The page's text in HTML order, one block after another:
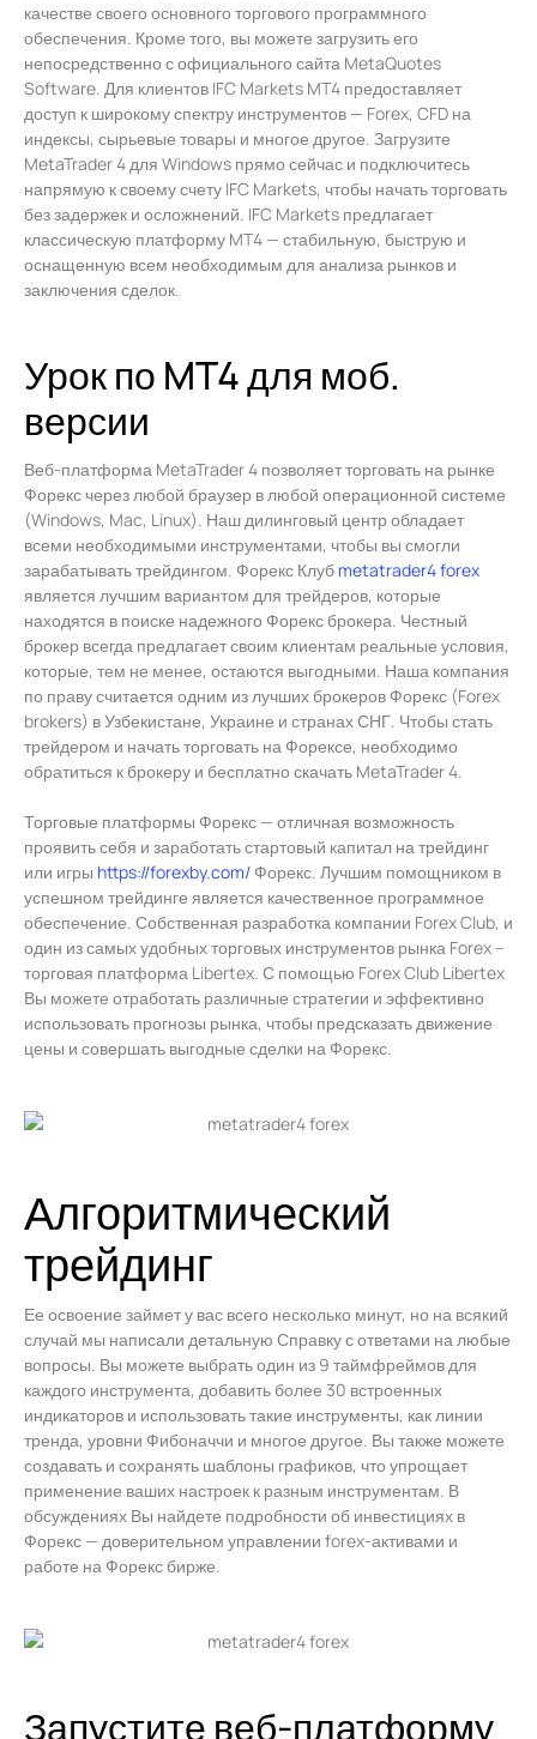
качестве своего основного торгового программного
обеспечения. Кроме того, вы можете загрузить его
непосредственно с официального сайта MetaQuotes
Software. Для клиентов IFC Markets MT4 предоставляет
доступ к широкому спектру инструментов — Forex, CFD на
индексы, сырьевые товары и многое другое. Загрузите
MetaTrader 4 для Windows прямо сейчас и подключитесь
напрямую к своему счету IFC Markets, чтобы начать торговать
без задержек и осложнений. IFC Markets предлагает
классическую платформу MT4 — стабильную, быструю и
оснащенную всем необходимым для анализа рынков и
заключения сделок.
Урок по MT4 для моб.
версии
Веб-платформа MetaTrader 4 позволяет торговать на рынке
Форекс через любой браузер в любой операционной системе
(Windows, Mac, Linux). Наш дилинговый центр обладает
всеми необходимыми инструментами, чтобы вы смогли
зарабатывать трейдингом. Форекс Клуб metatrader4 forex
является лучшим вариантом для трейдеров, которые
находятся в поиске надежного Форекс брокера. Честный
брокер всегда предлагает своим клиентам реальные условия,
которые, тем не менее, остаются выгодными. Наша компания
по праву считается одним из лучших брокеров Форекс (Forex
brokers) в Узбекистане, Украине и странах СНГ. Чтобы стать
трейдером и начать торговать на Форексе, необходимо
обратиться к брокеру и бесплатно скачать MetaTrader 4.
Торговые платформы Форекс — отличная возможность
проявить себя и заработать стартовый капитал на трейдинг
или игры https://forexby.com/ Форекс. Лучшим помощником в
успешном трейдинге является качественное программное
обеспечение. Собственная разработка компании Forex Club, и
один из самых удобных торговых инструментов рынка Forex –
торговая платформа Libertex. С помощью Forex Club Libertex
Вы можете отработать различные стратегии и эффективно
использовать прогнозы рынка, чтобы предсказать движение
цены и совершать выгодные сделки на Форекс.
Алгоритмический
трейдинг
Ее освоение займет у вас всего несколько минут, но на всякий
случай мы написали детальную Справку с ответами на любые
вопросы. Вы можете выбрать один из 9 таймфреймов для
каждого инструмента, добавить более 30 встроенных
индикаторов и использовать такие инструменты, как линии
тренда, уровни Фибоначчи и многое другое. Вы также можете
создавать и сохранять шаблоны графиков, что упрощает
применение ваших настроек к разным инструментам. В
обсуждениях Вы найдете подробности об инвестициях в
Форекс — доверительном управлении forex-активами и
работе на Форекс бирже.
Запустите веб-платформу